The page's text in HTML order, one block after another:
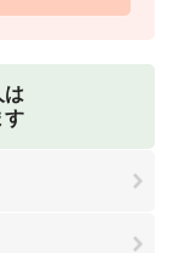
は
す